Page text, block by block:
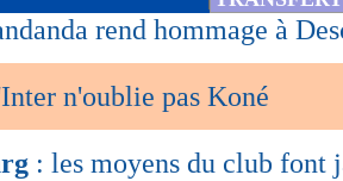
rend hommage à
n'oublie pas Koné
: les moyens du club font